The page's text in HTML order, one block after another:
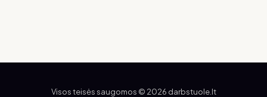
Visos teisės saugomos © 2026 darbstuole.lt